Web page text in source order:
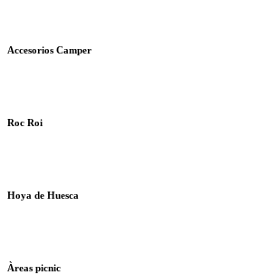
Accesorios Camper
Roc Roi
Hoya de Huesca
Àreas picnic